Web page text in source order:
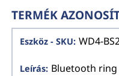
TERMÉK
WD4-
Bluetooth ring